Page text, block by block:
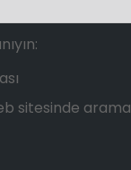
sitesinde arama